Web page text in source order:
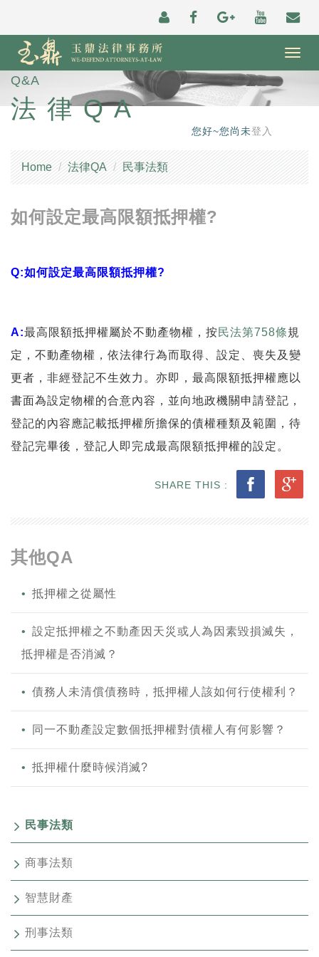
Q&A
法律QA
您好~您尚未登入
Home 法律QA 民事法類
如何設定最高限額抵押權?
Q:如何設定最高限額抵押權?
A:最高限額抵押權屬於不動產物權，按民法第758條規
定，不動產物權，依法律行為而取得、設定、喪失及變
更者，非經登記不生效力。亦即，最高限額抵押權應以
書面為設定物權的合意內容，並向地政機關申請登記，
登記的內容應記載抵押權所擔保的債權種類及範圍，待
登記完畢後，登記人即完成最高限額抵押權的設定。
SHARE THIS :
其他QA
抵押權之從屬性
設定抵押權之不動產因天災或人為因素毀損滅失，
抵押權是否消滅？
債務人未清償債務時，抵押權人該如何行使權利？
同一不動產設定數個抵押權對債權人有何影響？
抵押權什麼時候消滅?
民事法類
商事法類
智慧財產
刑事法類